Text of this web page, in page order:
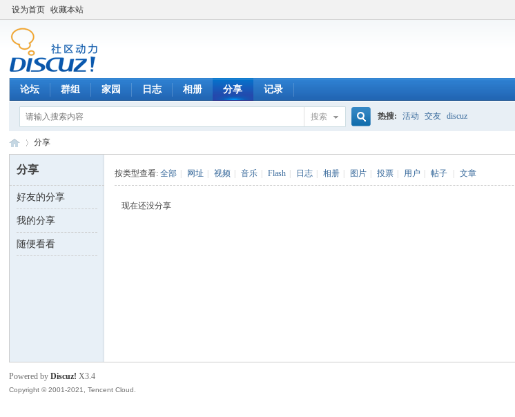
设为首页 收藏本站
论坛 群组 家园 日志 相册 分享 记录
搜索 热搜: 活动 交友 discuz
数 ›
分享
分享
好友的分享
我的分享
随便看看
按类型查看:全部 网址 视频 音乐 Flash 日志 相册 图片 投票 用户 帖子 文章
现在还没分享
Powered byDiscuz! X3.4
Copyright © 2001-2021, Tencent Cloud.